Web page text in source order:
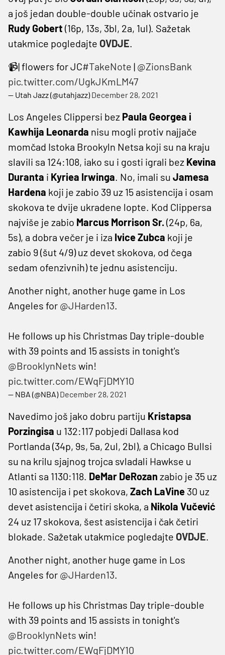
a još jedan double-double učinak ostvario je
Rudy Gobert (16p, 13s, 3bl, 2a, 1ul). Sažetak
utakmice pogledajte OVDJE.
📹| flowers for JC#TakeNote | @ZionsBank
pic.twitter.com/UgkJKmLM47
— Utah Jazz (@utahjazz)December 28, 2021
Los Angeles Clippersi bez Paula Georgea i
Kawhija Leonarda nisu mogli protiv najjače
momčad Istoka Brookyln Netsa koji su na kraju
slavili sa 124:108, iako su i gosti igrali bez Kevina
Duranta i Kyriea Irwinga. No, imali su Jamesa
Hardena koji je zabio 39 uz 15 asistencija i osam
skokova te dvije ukradene lopte. Kod Clippersa
najviše je zabio Marcus Morrison Sr.(24p, 6a,
5s), a dobra večer je i iza Ivice Zubca koji je
zabio 9 (šut 4/9) uz devet skokova, od čega
sedam ofenzivnih) te jednu asistenciju.
Another night, another huge game in Los
Angeles for @JHarden13.
He follows up his Christmas Day triple-double
with 39 points and 15 assists in tonight's
@BrooklynNets win!
pic.twitter.com/EWqFjDMY10
— NBA (@NBA)December 28, 2021
Navedimo još jako dobru partiju Kristapsa
Porzingisa u 132:117 pobjedi Dallasa kod
Portlanda (34p, 9s, 5a, 2ul, 2bl), a Chicago Bullsi
su na krilu sjajnog trojca svladali Hawkse u
Atlanti sa 1130:118. DeMar DeRozan zabio je 35 uz
10 asistencija i pet skokova, Zach LaVine 30 uz
devet asistencija i četiri skoka, a Nikola Vučević
24 uz 17 skokova, šest asistencija i čak četiri
blokade. Sažetak utakmice pogledajte OVDJE.
Another night, another huge game in Los
Angeles for @JHarden13.
He follows up his Christmas Day triple-double
with 39 points and 15 assists in tonight's
@BrooklynNets win!
pic.twitter.com/EWqFjDMY10